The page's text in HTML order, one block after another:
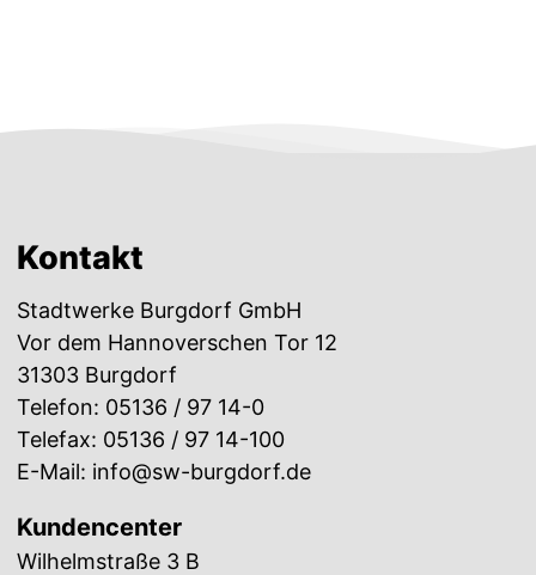
Kontakt
Stadtwerke Burgdorf GmbH
Vor dem Hannoverschen Tor 12
31303 Burgdorf
Telefon: 05136 / 97 14-0
Telefax: 05136 / 97 14-100
E-Mail: info@sw-burgdorf.de
Kundencenter
Wilhelmstraße 3 B